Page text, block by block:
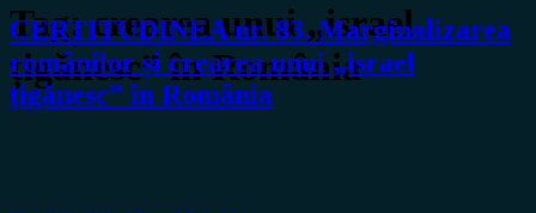
Tag:crearea unui „israel
țigănesc” în România
CERTITUDINEA nr. 83. Marginalizarea
românilor și crearea unui „israel
țigănesc” în România